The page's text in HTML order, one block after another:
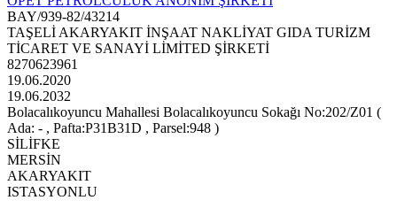
BAY/939-82/43214
TAŞELİ AKARYAKIT İNŞAAT NAKLİYAT GIDA TURİZM
TİCARET VE SANAYİ LİMİTED ŞİRKETİ
8270623961
19.06.2020
19.06.2032
Bolacalıkoyuncu Mahallesi Bolacalıkoyuncu Sokağı No:202/Z01 (
Ada: - , Pafta:P31B31D , Parsel:948 )
SİLİFKE
MERSİN
AKARYAKIT
ISTASYONLU